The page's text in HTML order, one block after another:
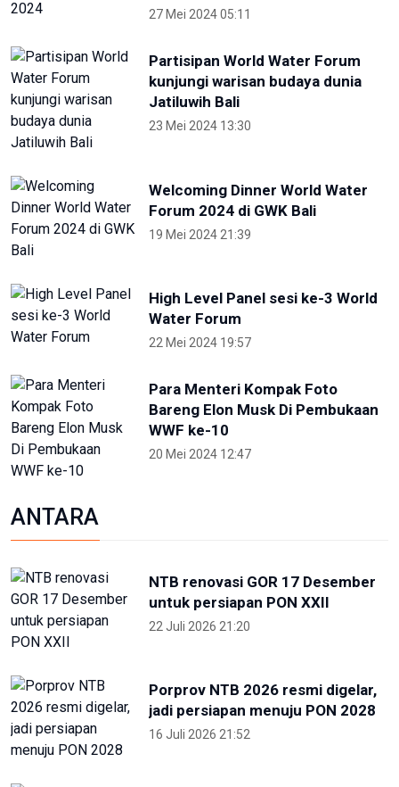
27 Mei 2024 05:11
Partisipan World Water Forum
kunjungi warisan budaya dunia
Jatiluwih Bali
23 Mei 2024 13:30
Welcoming Dinner World Water
Forum 2024 di GWK Bali
19 Mei 2024 21:39
High Level Panel sesi ke-3 World
Water Forum
22 Mei 2024 19:57
Para Menteri Kompak Foto
Bareng Elon Musk Di Pembukaan
WWF ke-10
20 Mei 2024 12:47
ANTARA
NTB renovasi GOR 17 Desember
untuk persiapan PON XXII
22 Juli 2026 21:20
Porprov NTB 2026 resmi digelar,
jadi persiapan menuju PON 2028
16 Juli 2026 21:52